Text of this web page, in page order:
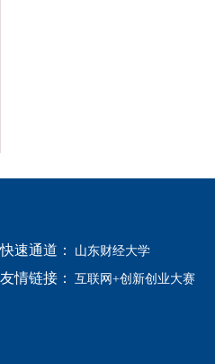
快速通道： 山东财经大学
友情链接： 互联网+创新创业大赛